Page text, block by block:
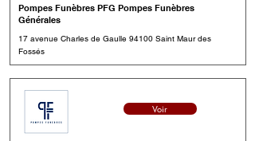
Pompes Funèbres PFG Pompes Funèbres
Générales
17 avenue Charles de Gaulle 94100 Saint Maur des
Fossés
Voir